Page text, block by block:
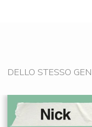
DELLO STESSO